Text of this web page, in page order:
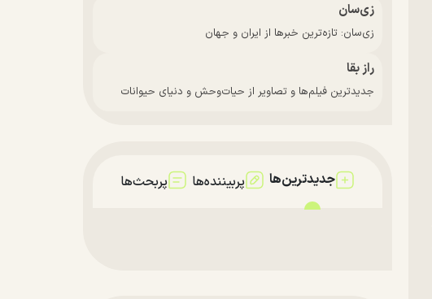
زی‌سان
زی‌سان: تازه‌ترین خبرها از ایران و جهان
راز بقا
جدیدترین فیلم‌ها و تصاویر از حیات‌وحش و دنیای حیوانات
جدیدترین‌ها پربیننده‌ها پربحث‌ها